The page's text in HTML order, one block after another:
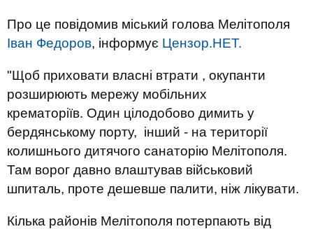
Про це повідомив міський голова Мелітополя
Іван Федоров, інформує Цензор.НЕТ.
"Щоб приховати власні втрати , окупанти
розширюють мережу мобільних
крематоріїв. Один цілодобово димить у
бердянському порту, інший - на території
колишнього дитячого санаторію Мелітополя.
Там ворог давно влаштував військовий
шпиталь, проте дешевше палити, ніж лікувати.
Кілька районів Мелітополя потерпають від